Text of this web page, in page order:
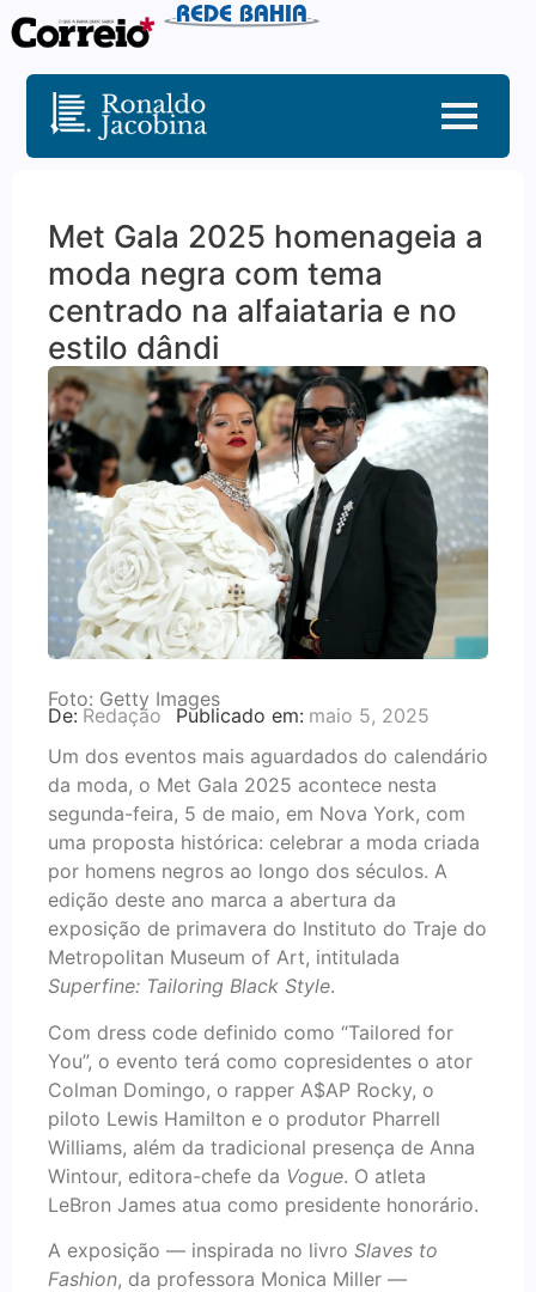
Met Gala 2025 homenageia a
moda negra com tema
centrado na alfaiataria e no
estilo dândi
Foto: Getty Images
De: Redação Publicado em: maio 5, 2025
Um dos eventos mais aguardados do calendário
da moda, o Met Gala 2025 acontece nesta
segunda-feira, 5 de maio, em Nova York, com
uma proposta histórica: celebrar a moda criada
por homens negros ao longo dos séculos. A
edição deste ano marca a abertura da
exposição de primavera do Instituto do Traje do
Metropolitan Museum of Art, intitulada
Superfine: Tailoring Black Style.
Com dress code definido como “Tailored for
You”, o evento terá como copresidentes o ator
Colman Domingo, o rapper A$AP Rocky, o
piloto Lewis Hamilton e o produtor Pharrell
Williams, além da tradicional presença de Anna
Wintour, editora-chefe da Vogue. O atleta
LeBron James atua como presidente honorário.
A exposição — inspirada no livro Slaves to
Fashion, da professora Monica Miller —